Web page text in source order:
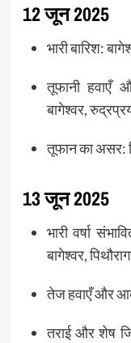
12 जून 2025
भारी बारिश:
तूफानी हवाएँ
बागेश्वर,
तूफान का असर:
13 जून 2025
भारी वर्षा
बागेश्वर,
तेज हवाएँ और
तराई और शेष